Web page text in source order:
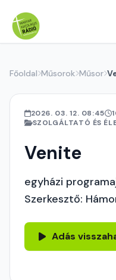
Főoldal Műsorok Műsor
2026. 03. 12. 08:45
SZOLGÁLTATÓ ÉS
Venite
egyházi
Szerkesztő:
Adás